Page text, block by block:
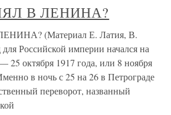
В ЛЕНИНА?
(Материал Е. Латия, В.
Российской империи начался на
25 октября 1917 года, или 8 ноября
в ночь с 25 на 26 в Петрограде
переворот, названный